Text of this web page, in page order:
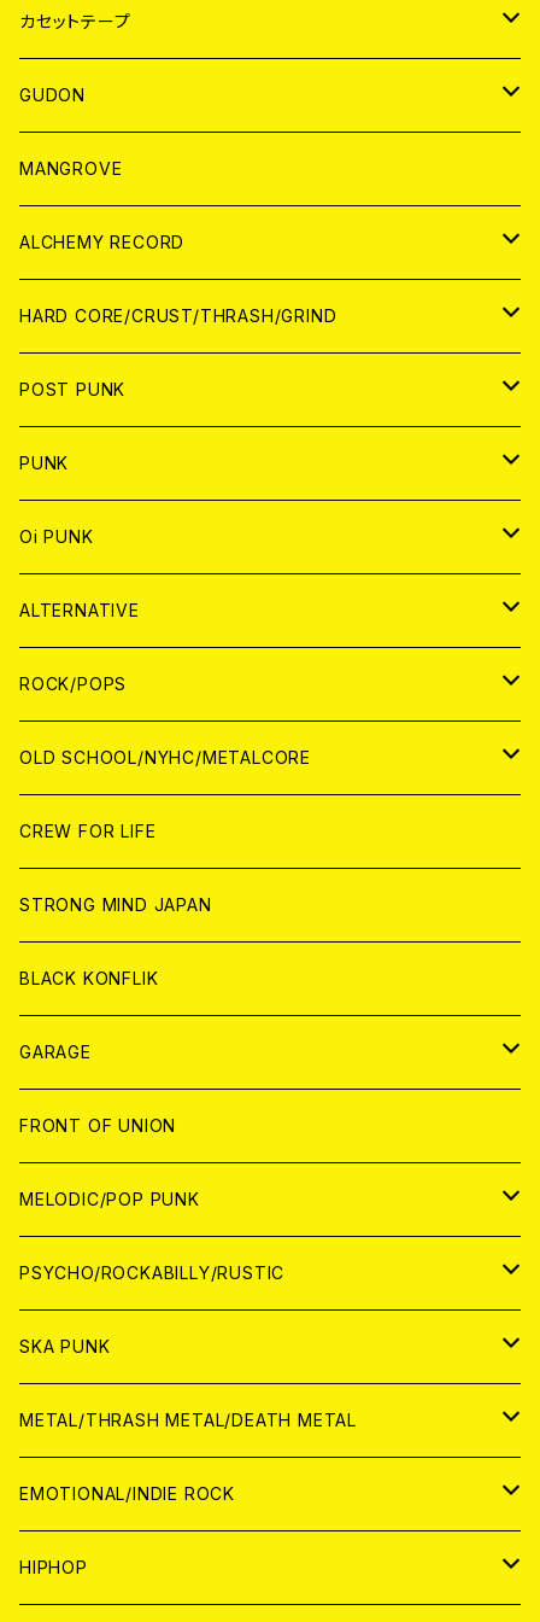
BADGE
JAPAN
WORLD
カセットテープ
JAPAN
WORLD
GUDON
アパレル
PATCH
アナログ
DIGITAL CONTENTS
MANGROVE
ALCHEMY RECORD
CD
ANALOG
HARD CORE/CRUST/THRASH/GRIND
JAPAN
CD
ANALOG
WORLD
CD
ANALOG
POST PUNK
CD
JAPAN
WORLD
ANALOG
JAPAN
WORLD
PUNK
JAPAN
CD
ANALOG
WORLD
CD
ANALOG
Oi PUNK
JAPAN
CD
ANALOG
WOLRD
CD
ANALOG
ALTERNATIVE
JAPAN
CD
ANALOG
WORLD
CD
ANALOG
ROCK/POPS
JAPAN
CD
ANALOG
WORLD
CD
ANALOG
OLD SCHOOL/NYHC/METALCORE
JAPAN
CD
ANALOG
WORLD
CD
ANALOG
CREW FOR LIFE
STRONG MIND JAPAN
BLACK KONFLIK
GARAGE
JAPAN
アナログ
CD
WORLD
アナログ
CD
FRONT OF UNION
MELODIC/POP PUNK
JAPAN
CD
ANALOG
WORLD
CD
ANALOG
PSYCHO/ROCKABILLY/RUSTIC
JAPAN
CD
ANALOG
WORLD
CD
ANALOG
SKA PUNK
JAPAN
CD
ANALOG
WORLD
CD
METAL/THRASH METAL/DEATH METAL
JAPAN
CD
WORLD
EMOTIONAL/INDIE ROCK
JAPAN
HIPHOP